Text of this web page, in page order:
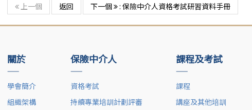
上一個 返回 下一個 : 保險中介人資格考試研習資料手冊
關於
——
學會簡介
組織架構
保險中介人
——
資格考試
持續專業培訓計劃評審
課程及考試
——
課程
講座及其他培訓